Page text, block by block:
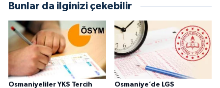
Bunlar da ilginizi çekebilir
Osmaniyeliler YKS Tercih
Osmaniye’de LGS